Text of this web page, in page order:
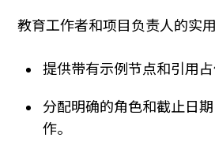
教育工作者和项目负责人的实用
提供带有示例节点和引用占
分配明确的角色和截止日
作。